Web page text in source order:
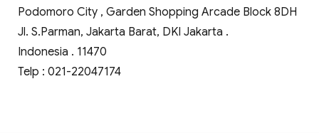
Podomoro City , Garden Shopping Arcade Block 8DH
Jl. S.Parman, Jakarta Barat, DKI Jakarta .
Indonesia . 11470
Telp : 021-22047174